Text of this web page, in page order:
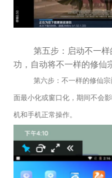
第五步：启动不一
功，自动将不一样的修仙
第六步：不一样的修仙宗
面最小化或窗口化，期间不会
机和手机正常操作。